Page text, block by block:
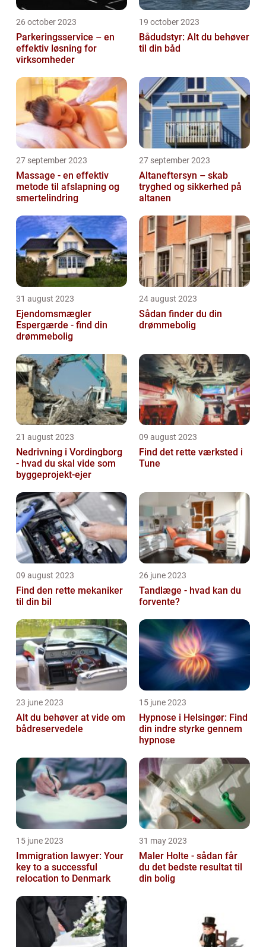
26 october 2023
Parkeringsservice – en
effektiv løsning for
virksomheder
19 october 2023
Bådudstyr: Alt du behøver
til din båd
27 september 2023
Massage - en effektiv
metode til afslapning og
smertelindring
27 september 2023
Altaneftersyn – skab
tryghed og sikkerhed på
altanen
31 august 2023
Ejendomsmægler
Espergærde - find din
drømmebolig
24 august 2023
Sådan finder du din
drømmebolig
21 august 2023
Nedrivning i Vordingborg
- hvad du skal vide som
byggeprojekt-ejer
09 august 2023
Find det rette værksted i
Tune
09 august 2023
Find den rette mekaniker
til din bil
26 june 2023
Tandlæge - hvad kan du
forvente?
23 june 2023
Alt du behøver at vide om
bådreservedele
15 june 2023
Hypnose i Helsingør: Find
din indre styrke gennem
hypnose
15 june 2023
Immigration lawyer: Your
key to a successful
relocation to Denmark
31 may 2023
Maler Holte - sådan får
du det bedste resultat til
din bolig